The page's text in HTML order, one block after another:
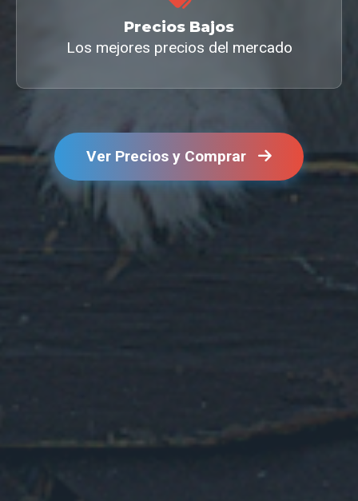
Precios Bajos
Los mejores precios del mercado
Ver Precios y Comprar